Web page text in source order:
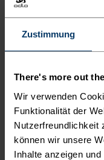
Zustimmung
There's more out
Wir verwenden
Funktionalität der
Nutzerfreundlichkeit
können wir unsere
Inhalte anzeigen
30°
25°
20°